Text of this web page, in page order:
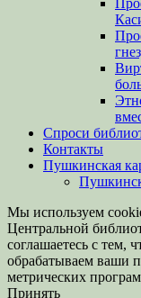
Спроси
Контакты
Пушкинская
Мы используем
Центральной
соглашаетесь с тем,
обрабатываем ваши
метрических
Принять